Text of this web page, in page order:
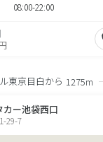
08:00-22:00
東京目白から 1275m
カー池袋西口
29-7